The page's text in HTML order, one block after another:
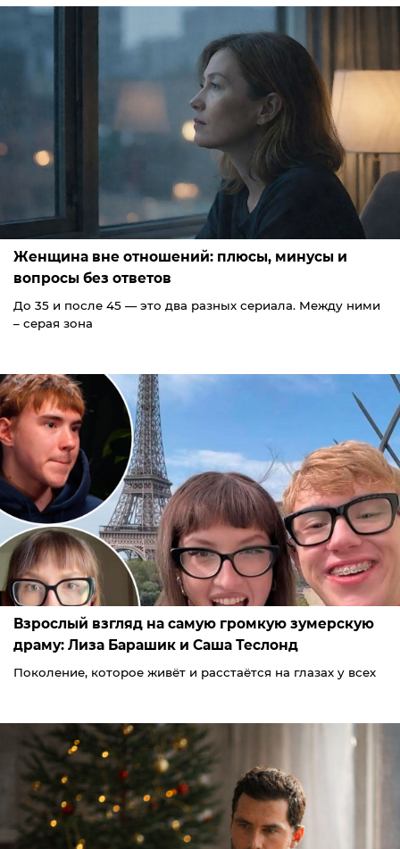
Женщина вне отношений: плюсы, минусы и
вопросы без ответов
До 35 и после 45 — это два разных сериала. Между ними
– серая зона
Взрослый взгляд на самую громкую зумерскую
драму: Лиза Барашик и Саша Теслонд
Поколение, которое живёт и расстаётся на глазах у всех